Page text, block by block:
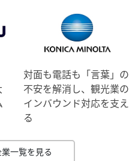
対面も電話も「言葉」の
不安を解消し、観光業の
インバウンド対応を支え
る
一覧を見る